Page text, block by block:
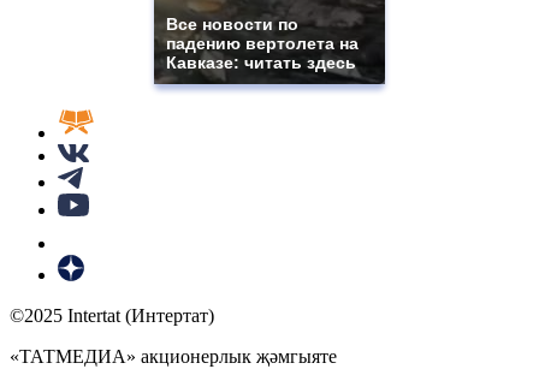
Все новости по
падению вертолета на
Кавказе: читать здесь
©2025 Intertat (Интертат)
«ТАТМЕДИА» акционерлык җәмгыяте